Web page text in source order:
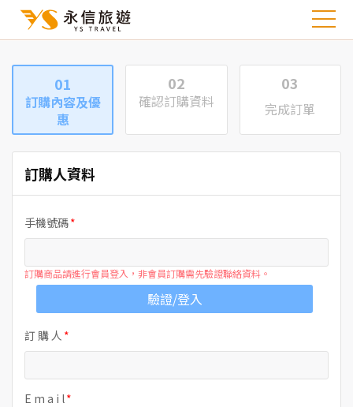
01
訂購內容及優
惠
02
確認訂購資料
03
完成訂單
訂購人資料
手機號碼
訂購商品請進行會員登入，非會員訂購需先驗證聯絡資料。
驗證/登入
訂 購 人
E m a i l